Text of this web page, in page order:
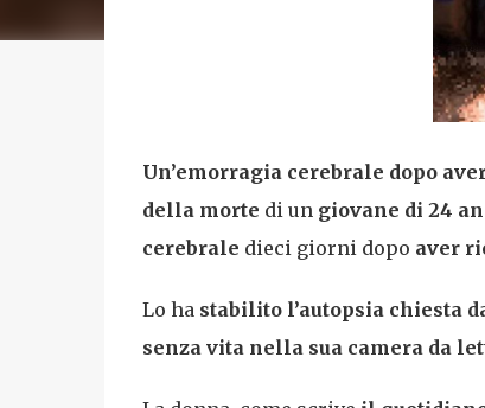
Un’emorragia cerebrale dopo
della morte di un giovane di 24
cerebrale dieci giorni dopo aver
Lo ha stabilito l’autopsia chiesta
senza vita nella sua camera da